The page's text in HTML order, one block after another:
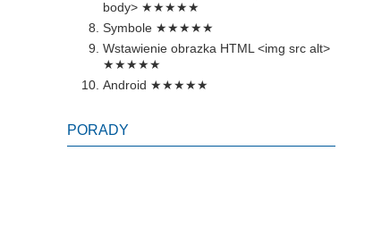
body> ★★★★★
Symbole ★★★★★
Wstawienie obrazka HTML <img src alt>
★★★★★
Android ★★★★★
PORADY